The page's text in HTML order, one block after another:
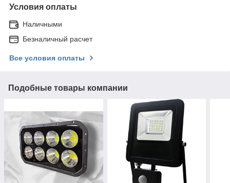
Условия оплаты
Наличными
Безналичный расчет
Все условия оплаты
Подобные товары компании